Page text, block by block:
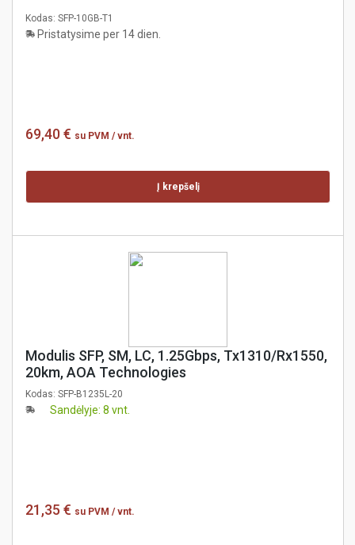
Kodas: SFP-10GB-T1
Pristatysime per 14 dien.
69,40 € su PVM / vnt.
Į krepšelį
Modulis SFP, SM, LC, 1.25Gbps, Tx1310/Rx1550,
20km, AOA Technologies
Kodas: SFP-B1235L-20
Sandėlyje: 8 vnt.
21,35 € su PVM / vnt.